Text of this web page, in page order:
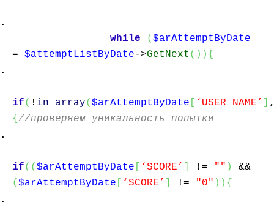
while ( $arAttemptByDate
= $attemptListByDate->GetNext ( ) ) {
if( ! in_array( $arAttemptByDate ‘USER_NAME’
{ //проверяем уникальность попытки
if( ( $arAttemptByDate ‘SCORE’ != "" )
&&
( $arAttemptByDate ‘SCORE’ != "0" ) ) {